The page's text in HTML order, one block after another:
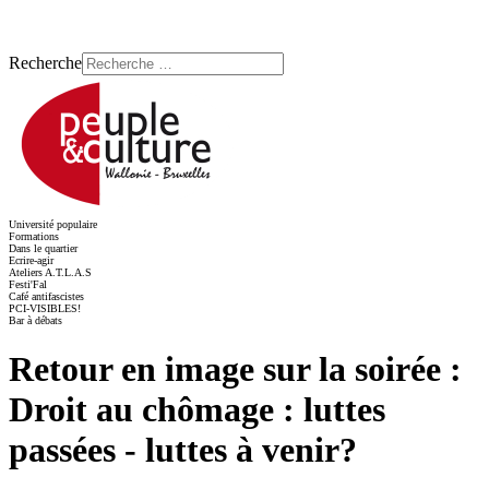
Recherche
Université populaire
Formations
Dans le quartier
Ecrire-agir
Ateliers A.T.L.A.S
Festi'Fal
Café antifascistes
PCI-VISIBLES!
Bar à débats
Retour en image sur la soirée :
Droit au chômage : luttes
passées - luttes à venir?